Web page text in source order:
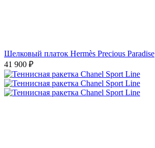
Шелковый платок Hermès Precious Paradise
41 900 ₽